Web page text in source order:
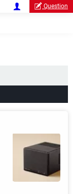
Question